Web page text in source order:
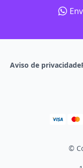
Aviso de privacidade
©